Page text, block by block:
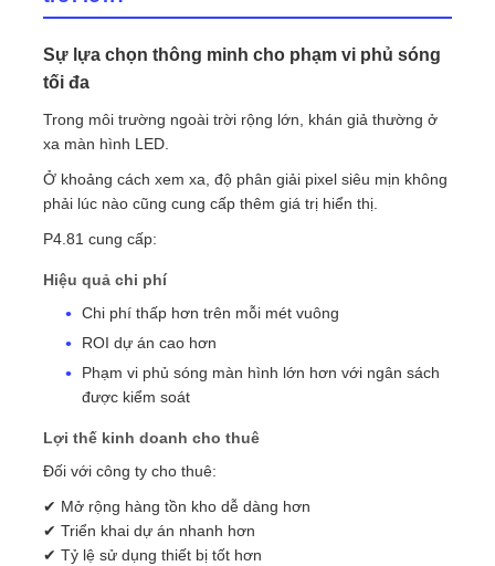
Sự lựa chọn thông minh cho phạm vi phủ sóng
tối đa
Trong môi trường ngoài trời rộng lớn, khán giả thường ở
xa màn hình LED.
Ở khoảng cách xem xa, độ phân giải pixel siêu mịn không
phải lúc nào cũng cung cấp thêm giá trị hiển thị.
P4.81 cung cấp:
Hiệu quả chi phí
Chi phí thấp hơn trên mỗi mét vuông
ROI dự án cao hơn
Phạm vi phủ sóng màn hình lớn hơn với ngân sách
được kiểm soát
Lợi thế kinh doanh cho thuê
Đối với công ty cho thuê:
✔ Mở rộng hàng tồn kho dễ dàng hơn
✔ Triển khai dự án nhanh hơn
✔ Tỷ lệ sử dụng thiết bị tốt hơn